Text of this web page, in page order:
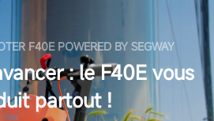
F40E POWERED BY SEGWAY
: le F40E vous
partout !